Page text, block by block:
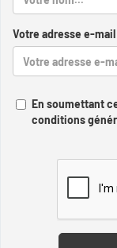
Votre adresse e-mail
En soumettant
conditions